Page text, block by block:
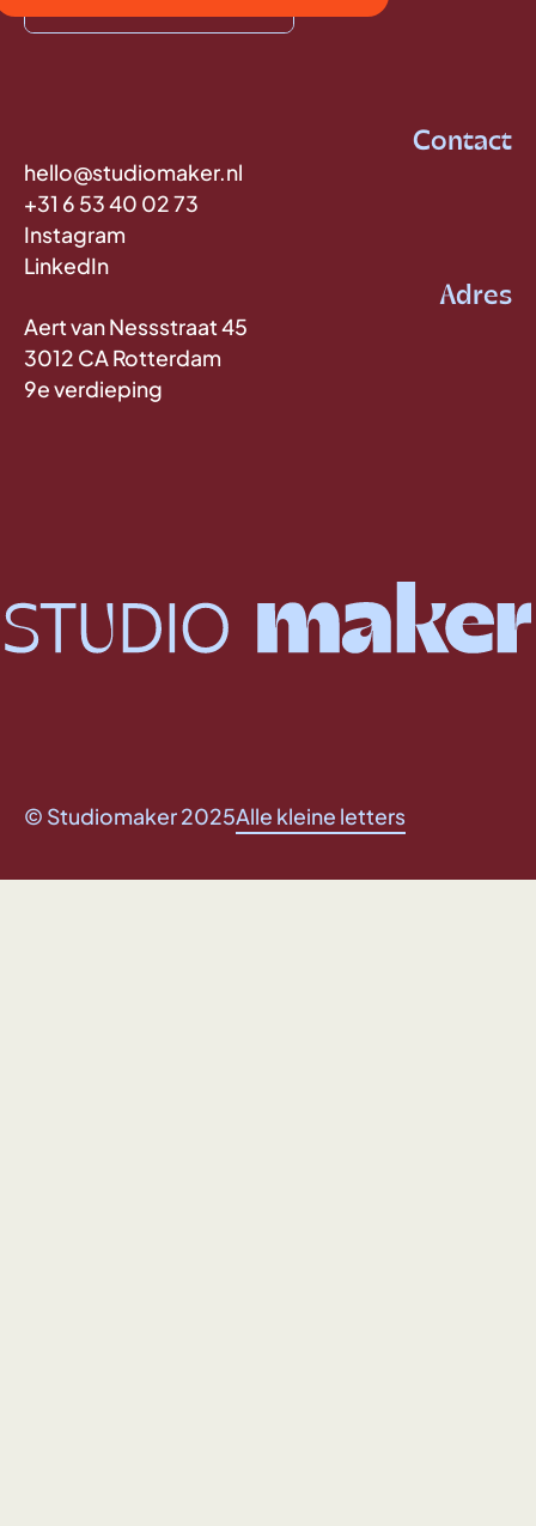
Contact
hello@studiomaker.nl
+31 6 53 40 02 73
Instagram
LinkedIn
Adres
Aert van Nessstraat 45
3012 CA Rotterdam
9e verdieping
Alle kleine letters
© Studiomaker 2025